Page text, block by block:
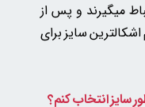
میگیرند و پس از
سایز برای